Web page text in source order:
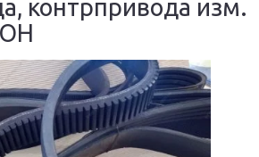
контрпривода изм.